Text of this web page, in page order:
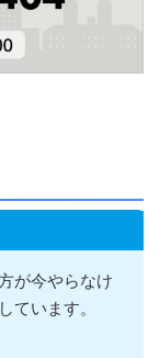
が今やらなけ
ています。